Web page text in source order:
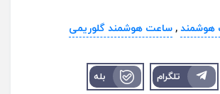
,ساعت هوشمند گلوریمی
تلگرام بله